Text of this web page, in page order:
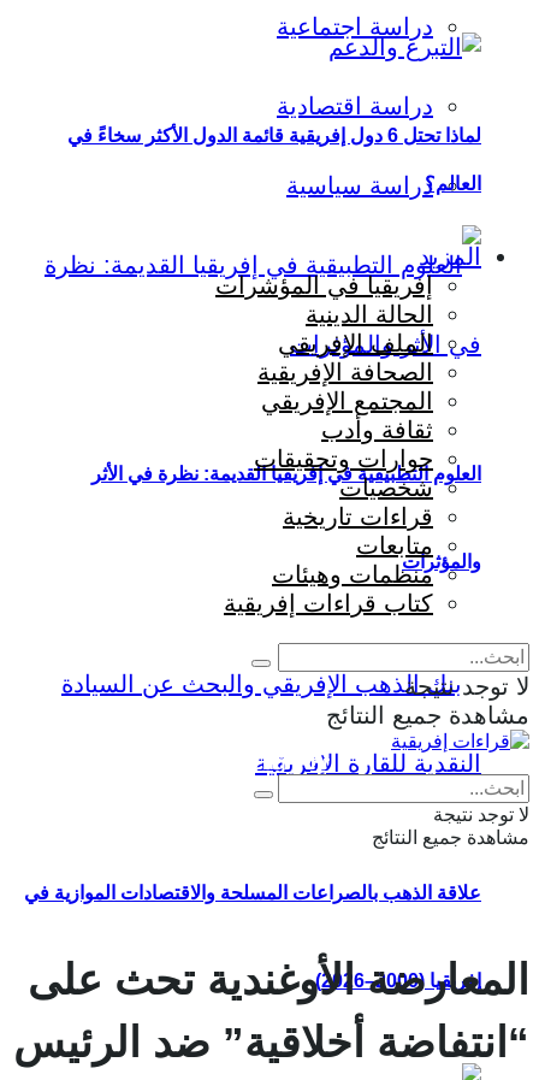
دراسة اجتماعية
دراسة اقتصادية
دراسة سياسية
العلوم التطبيقية في إفريقيا القديمة: نظرة في الأثر
والمؤثرات
علاقة الذهب بالصراعات المسلحة والاقتصادات الموازية في
إفريقيا (2000–2026)
لماذا تحتل 6 دول إفريقية قائمة الدول الأكثر سخاءً في
العالم؟
المزيد
إفريقيا في المؤشرات
الحالة الدينية
الملف الإفريقي
الصحافة الإفريقية
المجتمع الإفريقي
ثقافة وأدب
حوارات وتحقيقات
شخصيات
قراءات تاريخية
متابعات
منظمات وهيئات
كتاب قراءات إفريقية
لا توجد نتيجة
مشاهدة جميع النتائج
Eng Fr
لا توجد نتيجة
مشاهدة جميع النتائج
المعارضة الأوغندية تحث على
“انتفاضة أخلاقية” ضد الرئيس